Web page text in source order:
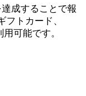
成することで報
トカード、
可能です。